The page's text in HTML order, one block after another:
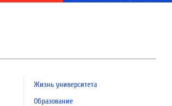
Жизнь университета
Образование